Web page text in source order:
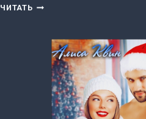
ЧИТАТЬ СВАДЕБНЫЙ
ТОРЕН)